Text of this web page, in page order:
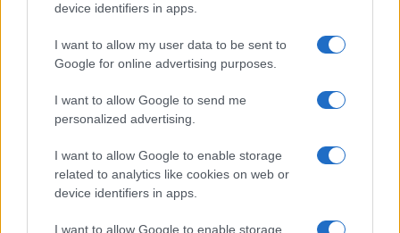
device identifiers in apps.
I want to allow my user data to be sent to
Google for online advertising purposes.
I want to allow Google to send me
personalized advertising.
I want to allow Google to enable storage
related to analytics like cookies on web or
device identifiers in apps.
I want to allow Google to enable storage
ARTICOLI CORRELATI